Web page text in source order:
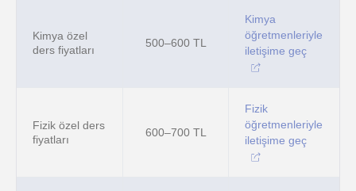
Kimya özel
ders fiyatları
500–600 TL
Kimya
öğretmenleriyle
iletişime geç
Fizik özel ders
fiyatları
600–700 TL
Fizik
öğretmenleriyle
iletişime geç